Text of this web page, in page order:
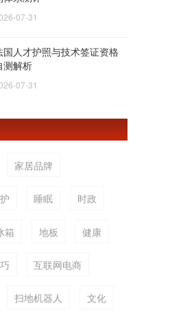
07-31
国人才护照与技术签证资格
测解析
07-31
家居品牌
睡眠 时政
箱 地板 健康
互联网电商
扫地机器人 文化